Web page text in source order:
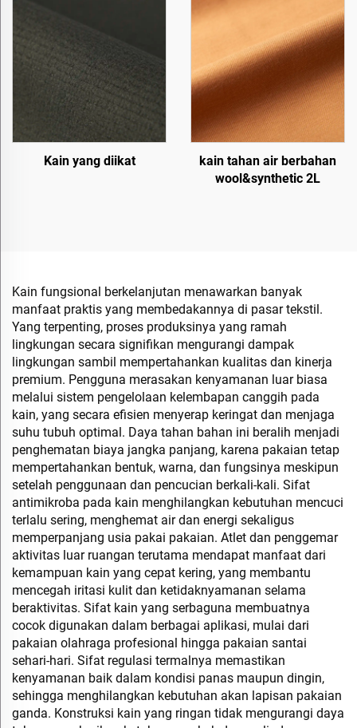
Kain yang diikat
kain tahan air berbahan
wool&synthetic 2L
Kain fungsional berkelanjutan menawarkan banyak
manfaat praktis yang membedakannya di pasar tekstil.
Yang terpenting, proses produksinya yang ramah
lingkungan secara signifikan mengurangi dampak
lingkungan sambil mempertahankan kualitas dan kinerja
premium. Pengguna merasakan kenyamanan luar biasa
melalui sistem pengelolaan kelembapan canggih pada
kain, yang secara efisien menyerap keringat dan menjaga
suhu tubuh optimal. Daya tahan bahan ini beralih menjadi
penghematan biaya jangka panjang, karena pakaian tetap
mempertahankan bentuk, warna, dan fungsinya meskipun
setelah penggunaan dan pencucian berkali-kali. Sifat
antimikroba pada kain menghilangkan kebutuhan mencuci
terlalu sering, menghemat air dan energi sekaligus
memperpanjang usia pakai pakaian. Atlet dan penggemar
aktivitas luar ruangan terutama mendapat manfaat dari
kemampuan kain yang cepat kering, yang membantu
mencegah iritasi kulit dan ketidaknyamanan selama
beraktivitas. Sifat kain yang serbaguna membuatnya
cocok digunakan dalam berbagai aplikasi, mulai dari
pakaian olahraga profesional hingga pakaian santai
sehari-hari. Sifat regulasi termalnya memastikan
kenyamanan baik dalam kondisi panas maupun dingin,
sehingga menghilangkan kebutuhan akan lapisan pakaian
ganda. Konstruksi kain yang ringan tidak mengurangi daya